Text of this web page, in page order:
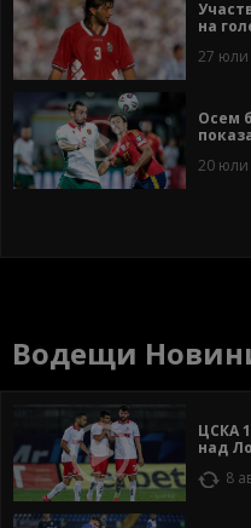
на
27 юли
Осем
20 юли
Водещи
ЦСКА
над
8